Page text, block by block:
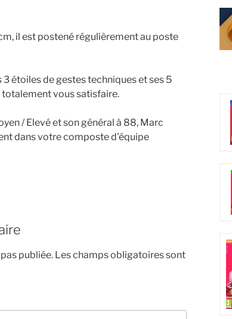
il est postené régulièrement au poste
3 étoiles de gestes techniques et ses 5
vous satisfaire.
/ Elevé et son général à 88, Marc
dans votre composte d'équipe
publiée. Les champs obligatoires sont